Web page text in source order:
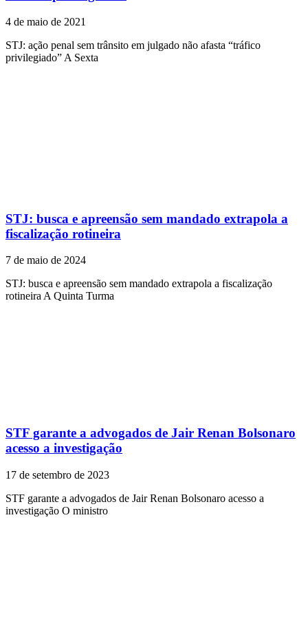
4 de maio de 2021
STJ: ação penal sem trânsito em julgado não afasta “tráfico
privilegiado” A Sexta
STJ: busca e apreensão sem mandado extrapola a
fiscalização rotineira
7 de maio de 2024
STJ: busca e apreensão sem mandado extrapola a fiscalização
rotineira A Quinta Turma
STF garante a advogados de Jair Renan Bolsonaro
acesso a investigação
17 de setembro de 2023
STF garante a advogados de Jair Renan Bolsonaro acesso a
investigação O ministro